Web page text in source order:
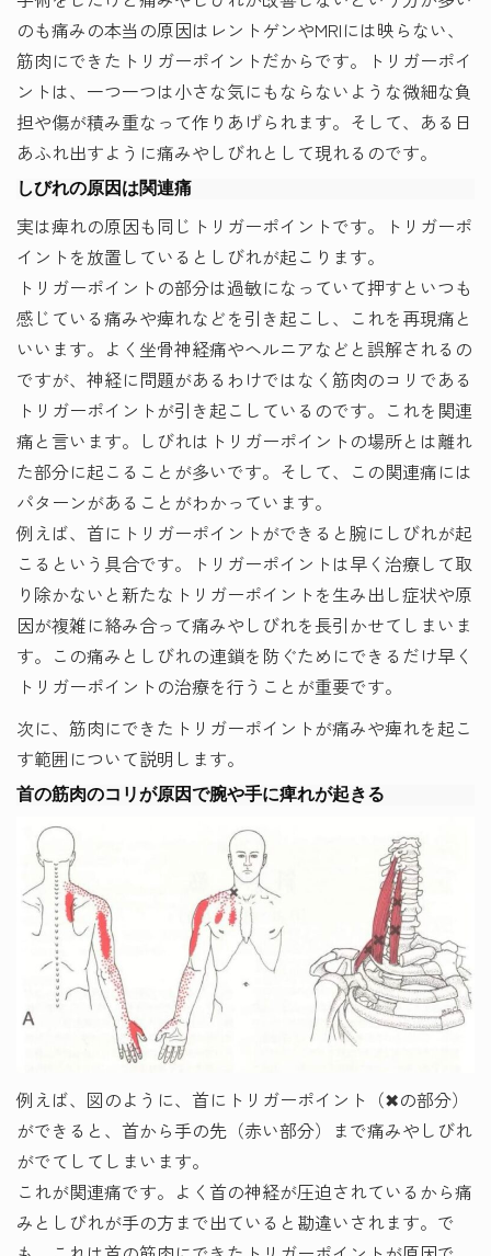
のも痛みの本当の原因はレントゲンやMRIには映らない、
筋肉にできたトリガーポイントだからです。トリガーポイ
ントは、一つ一つは小さな気にもならないような微細な負
担や傷が積み重なって作りあげられます。そして、ある日
あふれ出すように痛みやしびれとして現れるのです。
しびれの原因は関連痛
実は痺れの原因も同じトリガーポイントです。トリガーポ
イントを放置しているとしびれが起こります。
トリガーポイントの部分は過敏になっていて押すといつも
感じている痛みや痺れなどを引き起こし、これを再現痛と
いいます。よく坐骨神経痛やヘルニアなどと誤解されるの
ですが、神経に問題があるわけではなく筋肉のコリである
トリガーポイントが引き起こしているのです。これを関連
痛と言います。しびれはトリガーポイントの場所とは離れ
た部分に起こることが多いです。そして、この関連痛には
パターンがあることがわかっています。
例えば、首にトリガーポイントができると腕にしびれが起
こるという具合です。トリガーポイントは早く治療して取
り除かないと新たなトリガーポイントを生み出し症状や原
因が複雑に絡み合って痛みやしびれを長引かせてしまいま
す。この痛みとしびれの連鎖を防ぐためにできるだけ早く
トリガーポイントの治療を行うことが重要です。
次に、筋肉にできたトリガーポイントが痛みや痺れを起こ
す範囲について説明します。
首の筋肉のコリが原因で腕や手に痺れが起きる
例えば、図のように、首にトリガーポイント（✖の部分）
ができると、首から手の先（赤い部分）まで痛みやしびれ
がでてしてしまいます。
これが関連痛です。よく首の神経が圧迫されているから痛
みとしびれが手の方まで出ていると勘違いされます。で